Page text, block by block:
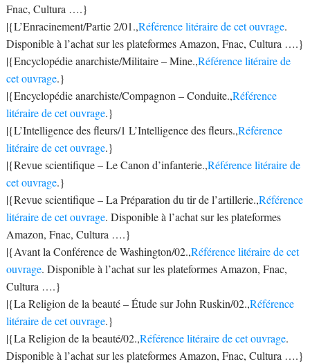
Fnac, Cultura ….}
|{L’Enracinement/Partie 2/01.,Référence litéraire de cet ouvrage.
Disponible à l’achat sur les plateformes Amazon, Fnac, Cultura ….}
|{Encyclopédie anarchiste/Militaire – Mine.,Référence litéraire de
cet ouvrage.}
|{Encyclopédie anarchiste/Compagnon – Conduite.,Référence
litéraire de cet ouvrage.}
|{L’Intelligence des fleurs/1 L’Intelligence des fleurs.,Référence
litéraire de cet ouvrage.}
|{Revue scientifique – Le Canon d’infanterie.,Référence litéraire de
cet ouvrage.}
|{Revue scientifique – La Préparation du tir de l’artillerie.,Référence
litéraire de cet ouvrage. Disponible à l’achat sur les plateformes
Amazon, Fnac, Cultura ….}
|{Avant la Conférence de Washington/02.,Référence litéraire de cet
ouvrage. Disponible à l’achat sur les plateformes Amazon, Fnac,
Cultura ….}
|{La Religion de la beauté – Étude sur John Ruskin/02.,Référence
litéraire de cet ouvrage.}
|{La Religion de la beauté/02.,Référence litéraire de cet ouvrage.
Disponible à l’achat sur les plateformes Amazon, Fnac, Cultura ….}